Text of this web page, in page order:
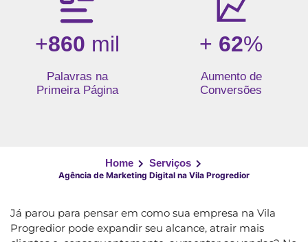
+860 mil
Palavras na
Primeira Página
+ 62%
Aumento de
Conversões
Home Serviços
Agência de Marketing Digital na Vila Progredior
Já parou para pensar em como sua empresa na Vila
Progredior pode expandir seu alcance, atrair mais